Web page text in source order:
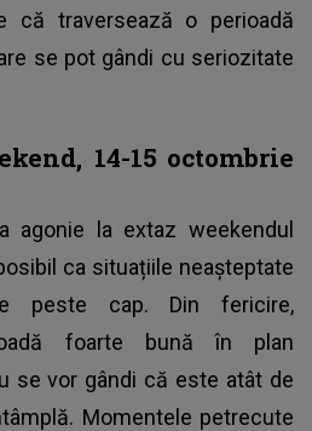
că traversează o perioadă
se pot gândi cu seriozitate
14-15 octombrie
agonie la extaz weekendul
ca situațiile neașteptate
peste cap. Din fericire,
foarte bună în plan
se vor gândi că este atât de
Momentele petrecute